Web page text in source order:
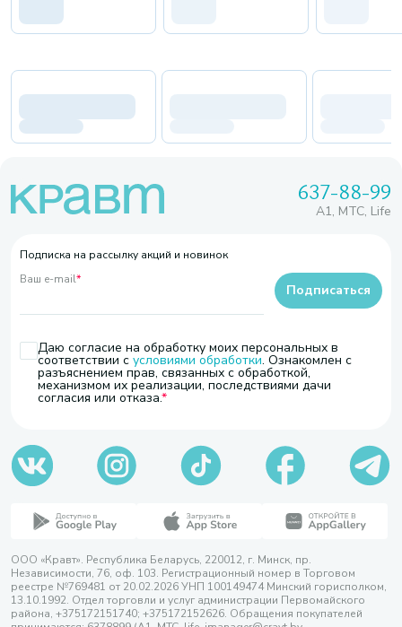
637-88-99
A1, МТС, Life
Подписка на рассылку акций и новинок
Ваш e-mail*
Даю согласие на обработку моих персональных в
соответствии с условиями обработки. Ознакомлен с
разъяснением прав, связанных с обработкой,
механизмом их реализации, последствиями дачи
согласия или отказа.
Подписаться
ООО «Кравт». Республика Беларусь, 220012, г. Минск, пр.
Независимости, 76, оф. 103. Регистрационный номер в Торговом
реестре №769481 от 20.02.2026 УНП 100149474 Минский горисполком,
13.10.1992. Отдел торговли и услуг администрации Первомайского
района, +375172151740; +375172152626. Обращения покупателей